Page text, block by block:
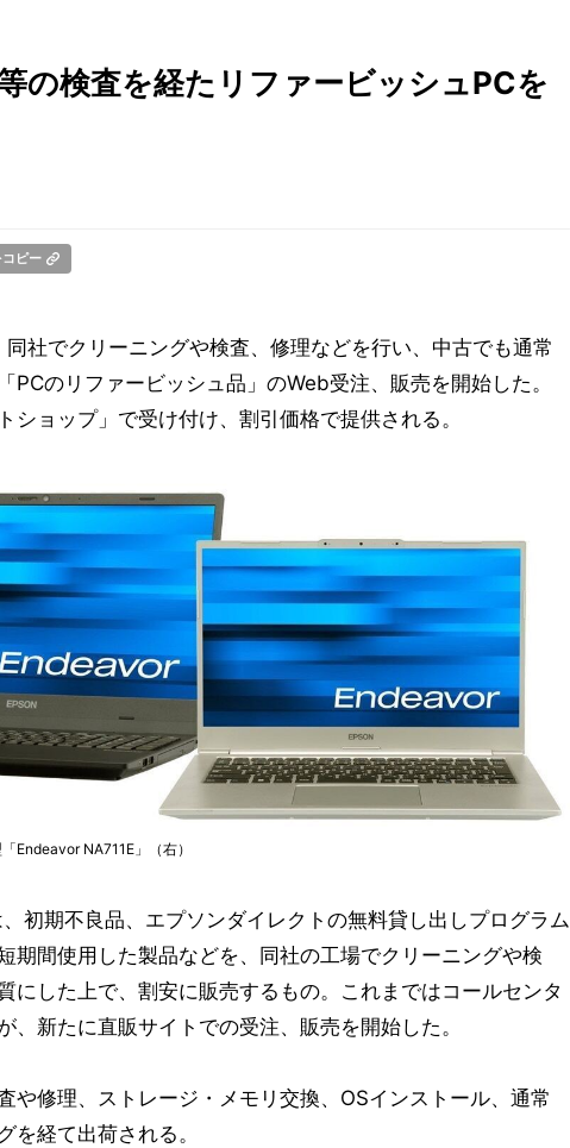
の検査を経たリファービッシュPCを
ピー
社でクリーニングや検査、修理などを行い、中古でも通常
PCのリファービッシュ品」のWeb受注、販売を開始した。
ショップ」で受け付け、割引価格で提供される。
Endeavor NA711E」（右）
、初期不良品、エプソンダイレクトの無料貸し出しプログラム
期間使用した製品などを、同社の工場でクリーニングや検
にした上で、割安に販売するもの。これまではコールセンタ
、新たに直販サイトでの受注、販売を開始した。
や修理、ストレージ・メモリ交換、OSインストール、通常
を経て出荷される。